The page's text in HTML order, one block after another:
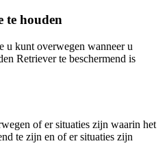
te houden
u kunt overwegen wanneer u
Retriever te beschermend is
of er situaties zijn waarin het
te zijn en of er situaties zijn